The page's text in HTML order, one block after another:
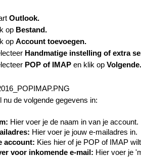
Outlook.
op Bestand.
op Account toevoegen.
Handmatige instelling of extra
POP of IMAP en klik op Volgende.
nu de volgende gegevens in:
Hier voer je de naam in van je account.
Hier voer je jouw e-mailadres in.
account: Kies hier of je POP of IMAP
voor inkomende e-mail: Hier voer je